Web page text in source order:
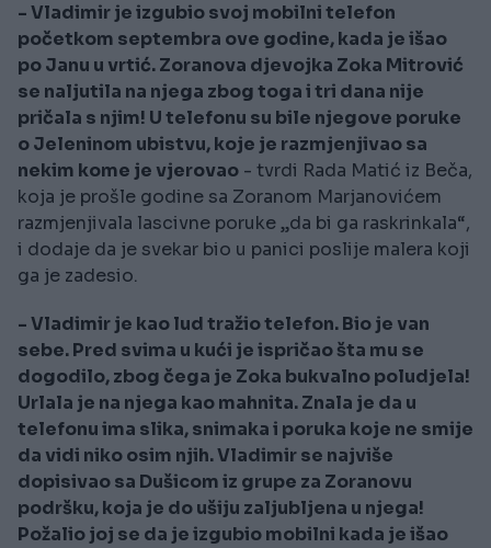
- Vladimir je izgubio svoj mobilni telefon
početkom septembra ove godine, kada je išao
po Janu u vrtić. Zoranova djevojka Zoka Mitrović
se naljutila na njega zbog toga i tri dana nije
pričala s njim! U telefonu su bile njegove poruke
o Jeleninom ubistvu, koje je razmjenjivao sa
nekim kome je vjerovao - tvrdi Rada Matić iz Beča,
koja je prošle godine sa Zoranom Marjanovićem
razmjenjivala lascivne poruke „da bi ga raskrinkala“,
i dodaje da je svekar bio u panici poslije malera koji
ga je zadesio.
- Vladimir je kao lud tražio telefon. Bio je van
sebe. Pred svima u kući je ispričao šta mu se
dogodilo, zbog čega je Zoka bukvalno poludjela!
Urlala je na njega kao mahnita. Znala je da u
telefonu ima slika, snimaka i poruka koje ne smije
da vidi niko osim njih. Vladimir se najviše
dopisivao sa Dušicom iz grupe za Zoranovu
podršku, koja je do ušiju zaljubljena u njega!
Požalio joj se da je izgubio mobilni kada je išao